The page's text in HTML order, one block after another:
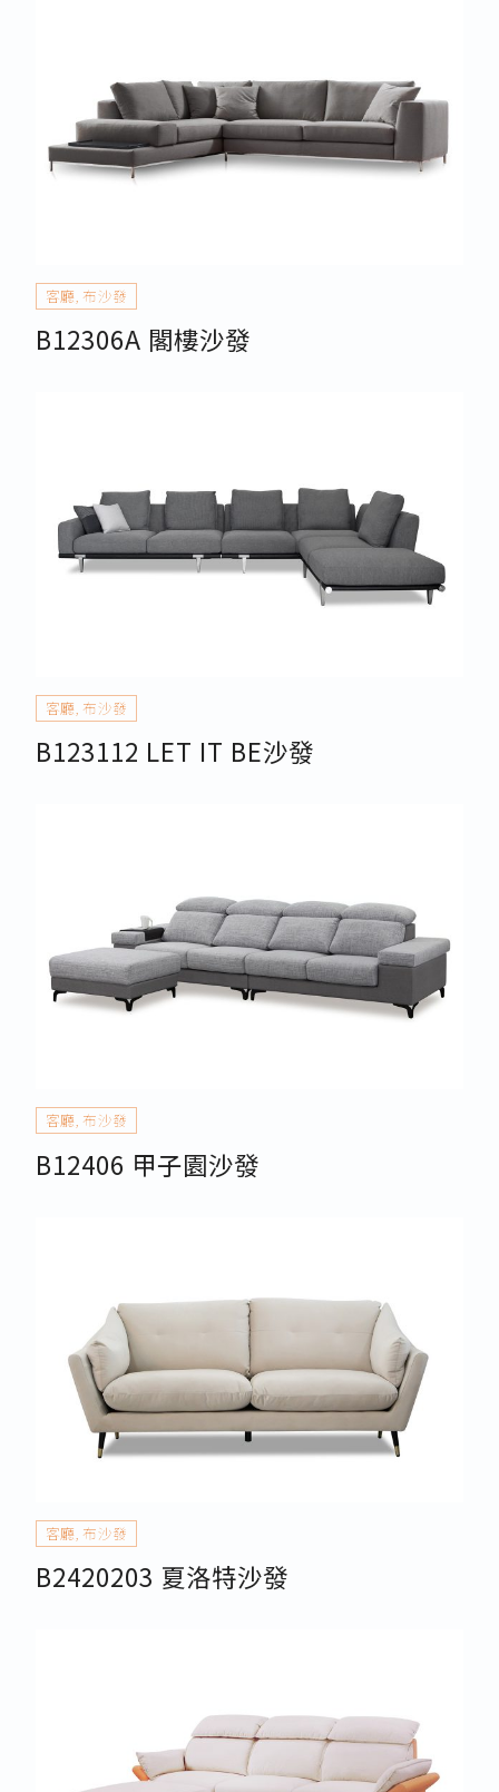
客廳,布沙發
B12306A 閣樓沙發
客廳,布沙發
B123112 LET IT BE沙發
客廳,布沙發
B12406 甲子園沙發
客廳 ,布沙發
B2420203 夏洛特沙發